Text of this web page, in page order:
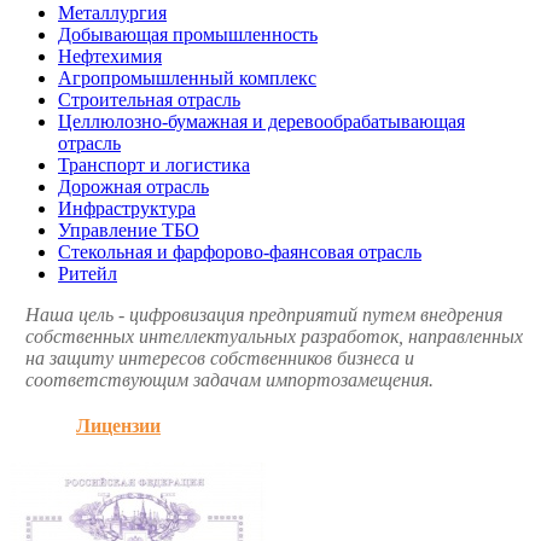
Металлургия
Добывающая промышленность
Нефтехимия
Агропромышленный комплекс
Строительная отрасль
Целлюлозно-бумажная и деревообрабатывающая
отрасль
Транспорт и логистика
Дорожная отрасль
Инфраструктура
Управление ТБО
Стекольная и фарфорово-фаянсовая отрасль
Ритейл
Наша цель - цифровизация предприятий путем внедрения
собственных интеллектуальных разработок, направленных
на защиту интересов собственников бизнеса и
соответствующим задачам импортозамещения.
Лицензии